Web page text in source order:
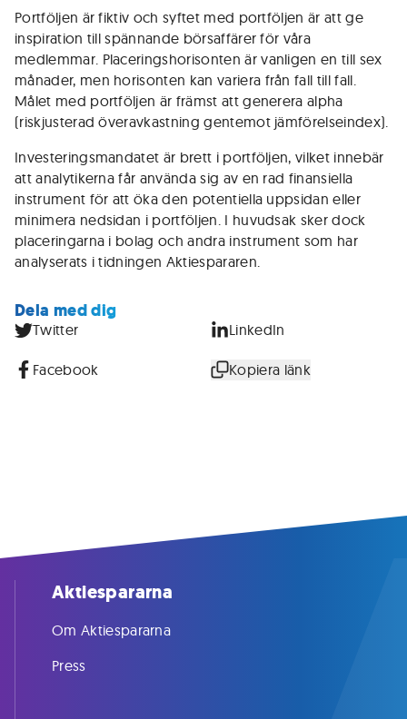
Portföljen är fiktiv och syftet med portföljen är att ge
inspiration till spännande börsaffärer för våra
medlemmar. Placeringshorisonten är vanligen en till sex
månader, men horisonten kan variera från fall till fall.
Målet med portföljen är främst att generera alpha
(riskjusterad överavkastning gentemot jämförelseindex).
Investeringsmandatet är brett i portföljen, vilket innebär
att analytikerna får använda sig av en rad finansiella
instrument för att öka den potentiella uppsidan eller
minimera nedsidan i portföljen. I huvudsak sker dock
placeringarna i bolag och andra instrument som har
analyserats i tidningen Aktiespararen.
Dela med dig
Twitter LinkedIn
Facebook Kopiera länk
Aktiespararna
Om Aktiespararna
Press